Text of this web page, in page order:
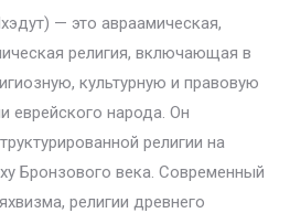
религия, включающая в
культурную и правовую
еврейского народа. Он
религии на
Бронзового века. Современный
религии древнего